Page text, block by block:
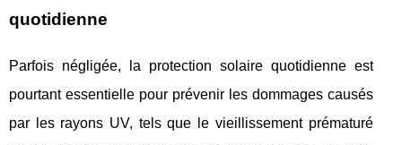
quotidienne
Parfois négligée, la protection solaire quotidienne est
pourtant essentielle pour prévenir les dommages causés
par les rayons UV, tels que le vieillissement prématuré